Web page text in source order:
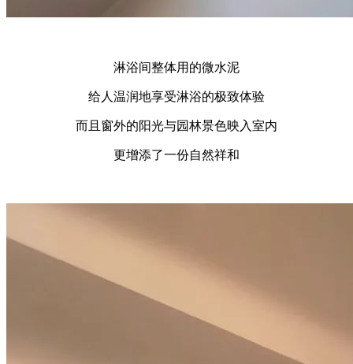
淋浴间整体用的微水泥
给人温润地享受淋浴的极致体验
而且窗外的阳光与园林景色映入室内
更增添了一份自然祥和